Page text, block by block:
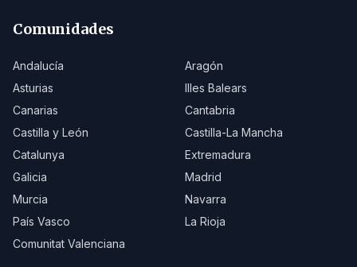
Comunidades
Andalucía
Aragón
Asturias
Illes Balears
Canarias
Cantabria
Castilla y León
Castilla-La Mancha
Catalunya
Extremadura
Galicia
Madrid
Murcia
Navarra
País Vasco
La Rioja
Comunitat Valenciana